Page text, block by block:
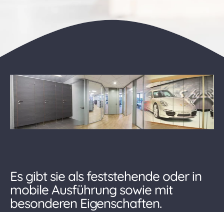
Es gibt sie als feststehende oder in
mobile Ausführung sowie mit
besonderen Eigenschaften.